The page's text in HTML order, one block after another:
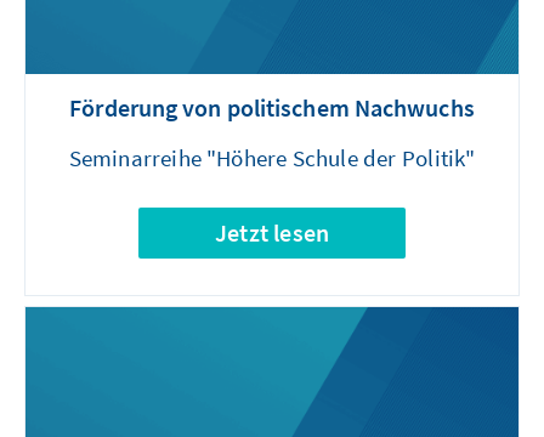
Förderung von politischem Nachwuchs
Seminarreihe "Höhere Schule der Politik"
Jetzt lesen